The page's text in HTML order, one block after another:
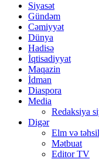
Siyasət
Gündəm
Cəmiyyət
Dünya
Hadisə
İqtisadiyyat
Maqazin
İdman
Diaspora
Media
Redaksiya
Digər
Elm və təhsil
Mətbuat
Editor TV